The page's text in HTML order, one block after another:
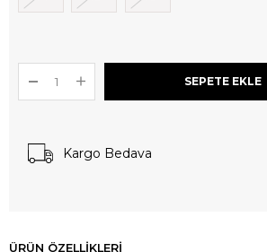
Kargo Bedava
ÜRÜN ÖZELLIKLERI